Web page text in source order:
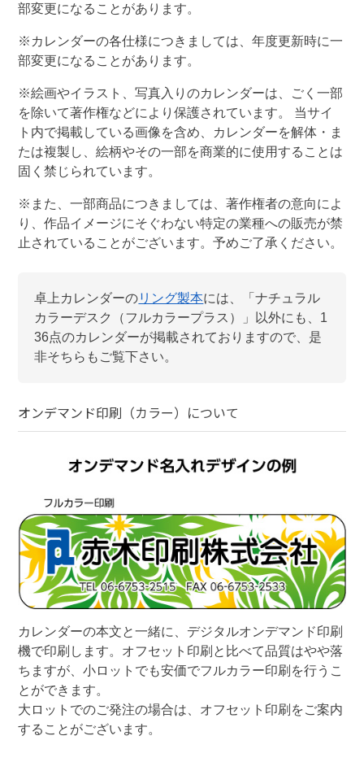
部変更になることがあります。
※カレンダーの各仕様につきましては、年度更新時に一
部変更になることがあります。
※絵画やイラスト、写真入りのカレンダーは、ごく一部
を除いて著作権などにより保護されています。 当サイ
ト内で掲載している画像を含め、カレンダーを解体・ま
たは複製し、絵柄やその一部を商業的に使用することは
固く禁じられています。
※また、一部商品につきましては、著作権者の意向によ
り、作品イメージにそぐわない特定の業種への販売が禁
止されていることがございます。予めご了承ください。
卓上カレンダーのリング製本には、「ナチュラル
カラーデスク（フルカラープラス）
」以外にも、 1
36点のカレンダーが掲載されておりますので、是
非そちらもご覧下さい。
オンデマンド印刷（カラー） について
カレンダーの本文と一緒に、デジタルオンデマンド印刷
機で印刷します。オフセット印刷と比べて品質はやや落
ちますが、小ロットでも安価でフルカラー印刷を行うこ
とができます。
大ロットでのご発注の場合は、オフセット印刷をご案内
することがございます。